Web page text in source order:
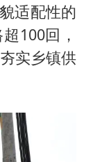
适配性的
100回，
实乡镇供